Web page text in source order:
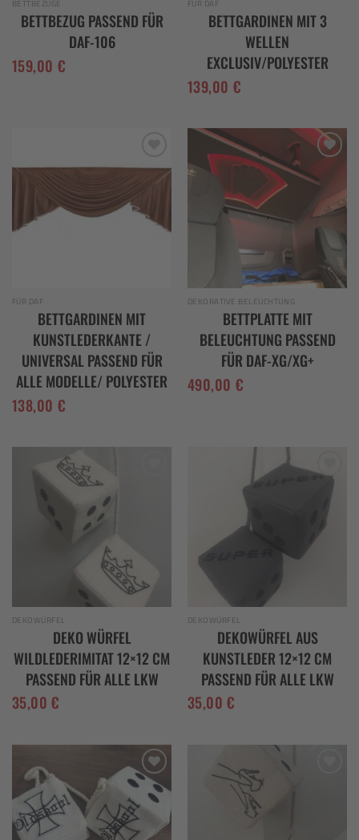
BETTBEZÜGE
BETTBEZUG PASSEND FÜR
DAF-106
159,00 €
FÜR DAF
BETTGARDINEN MIT 3
WELLEN
EXCLUSIV/POLYESTER
139,00 €
Add to
wishlist
FÜR DAF
BETTGARDINEN MIT
KUNSTLEDERKANTE /
UNIVERSAL PASSEND FÜR
ALLE MODELLE/ POLYESTER
138,00 €
wishlist
DEKORATIVE BELEUCHTUNG
BETTPLATTE MIT
BELEUCHTUNG PASSEND
FÜR DAF-XG/XG+
490,00 €
DEKOWÜRFEL
DEKO WÜRFEL
WILDLEDERIMITAT 12×12 CM
PASSEND FÜR ALLE LKW
35,00€
Add to
wishlist
DEKOWÜRFEL
DEKOWÜRFEL AUS
KUNSTLEDER 12×12 CM
PASSEND FÜR ALLE LKW
35,00€
Add to
wishlist